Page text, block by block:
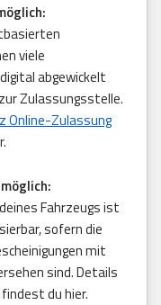
viele
abgewickelt
Zulassungsstelle.
Online-Zulassung
Fahrzeugs ist
sofern die
mit
sind. Details
findest du hier.